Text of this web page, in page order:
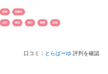
口コミ： とらばーゆ 評判を確認